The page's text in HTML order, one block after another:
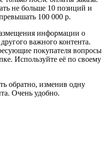
не больше 10 позиций и
100 000 р.
информации о
важного контента.
покупателя вопросы
Используйте её по своему
обратно, изменив одну
Очень удобно.